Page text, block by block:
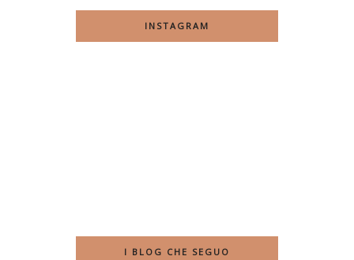
INSTAGRAM
I BLOG CHE SEGUO